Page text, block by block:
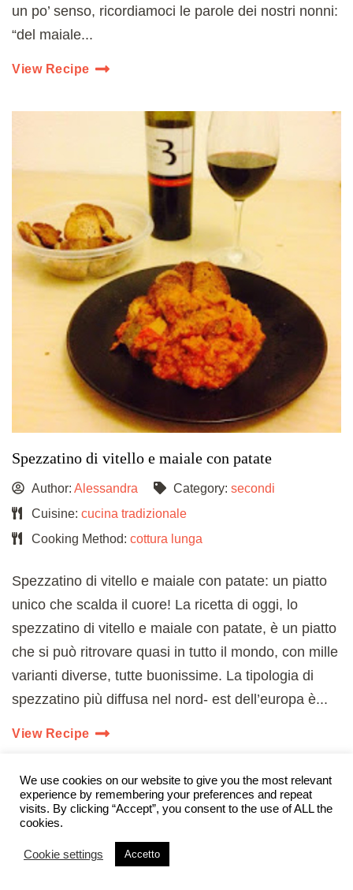
un po’ senso, ricordiamoci le parole dei nostri nonni:
“del maiale...
View Recipe
Spezzatino di vitello e maiale con patate
Author: Alessandra Category: secondi
Cuisine: cucina tradizionale
Cooking Method: cottura lunga
Spezzatino di vitello e maiale con patate: un piatto
unico che scalda il cuore! La ricetta di oggi, lo
spezzatino di vitello e maiale con patate, è un piatto
che si può ritrovare quasi in tutto il mondo, con mille
varianti diverse, tutte buonissime. La tipologia di
spezzatino più diffusa nel nord- est dell’europa è...
View Recipe
We use cookies on our website to give you the most relevant
experience by remembering your preferences and repeat
visits. By clicking “Accept”, you consent to the use of ALL the
cookies.
Cookie settings Accetto